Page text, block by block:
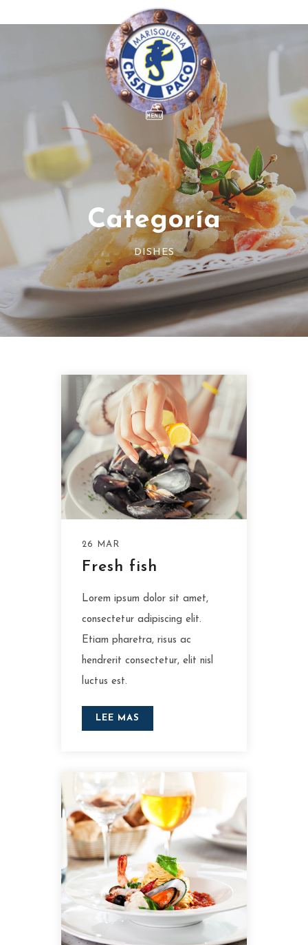
Categoría
DISHES
26 MAR
Fresh fish
Lorem ipsum dolor sit amet,
consectetur adipiscing elit.
Etiam pharetra, risus ac
hendrerit consectetur, elit nisl
luctus est.
LEE MAS